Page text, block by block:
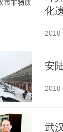
化
安
武